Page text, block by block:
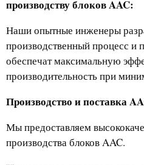
производству блоков AAC:
Наши опытные инженеры
производственный процесс и
обеспечат максимальную
производительность при
Производство и поставка
Мы предоставляем
производства блоков AAC.